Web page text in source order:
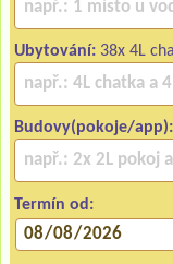
Ubytování: 38x 4L
Budovy(pokoje/app):
Termín od: